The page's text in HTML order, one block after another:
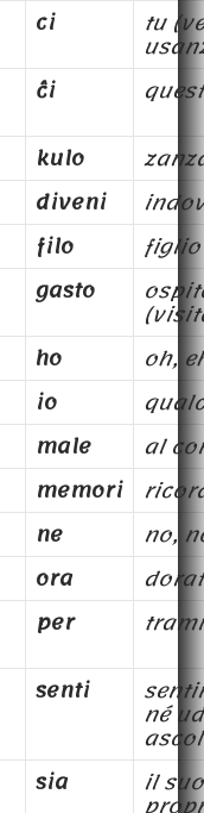
ci tu
ĉi
kulo
diveni
filo
figlio
gasto
ho
oh,
io
male
al
memori
ne
no,
ora
per
senti
né
sia il suo